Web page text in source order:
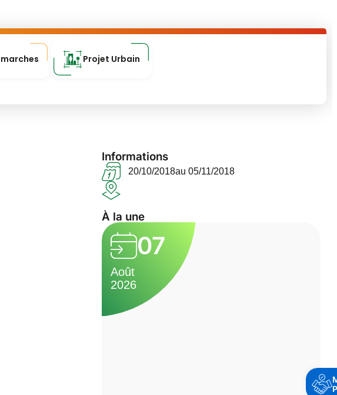
Projet Urbain
Informations
20/10/2018au 05/11/2018
À la une
07
Août
2026